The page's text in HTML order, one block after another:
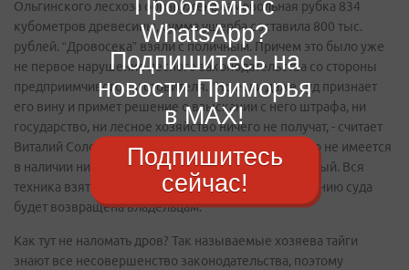
Ольгинского лесхоза обнаружена самовольная рубка 834
кубометров древесины, сумма ущерба составила 800 тыс.
рублей. “Дровосека” взяли с поличным. Причем это было уже
не первое нарушение лесного законодательства со стороны
предприимчивого заготовителя. “Но если даже суд признает
его вину и примет решение о взыскании с него штрафа, ни
государство, ни лесное хозяйство ничего не получат, - считает
Виталий Солодун. - У этого гражданина официально не имеется
в наличии никакого имущества, а сам он безработный. Вся
техника взята им в аренду у частных лиц и по решению суда
будет возвращена владельцам.
Как тут не наломать дров? Так называемые хозяева тайги
знают все несовершенство законодательства, поэтому
Проблемы с
WhatsApp?
Подпишитесь на
новости Приморья
в MAX!
Подпишитесь
сейчас!